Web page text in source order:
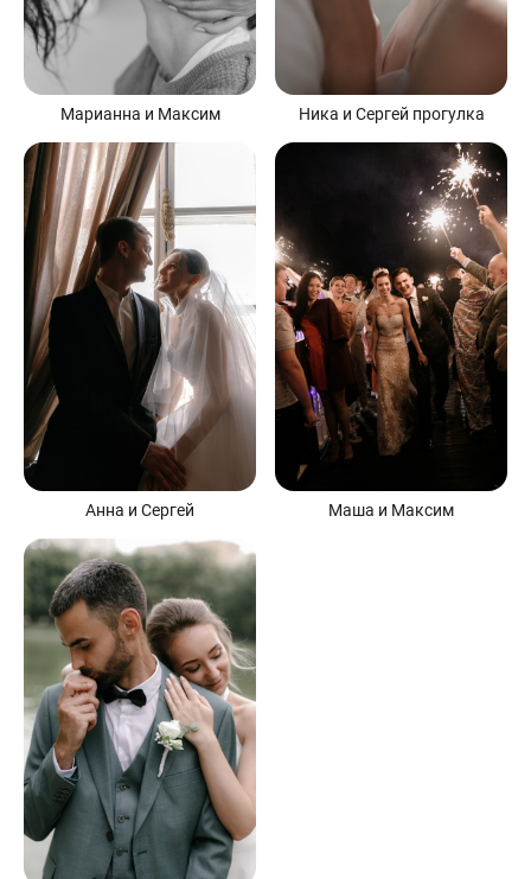
Марианна и Максим Ника и Сергей прогулка
Анна и Сергей Маша и Максим